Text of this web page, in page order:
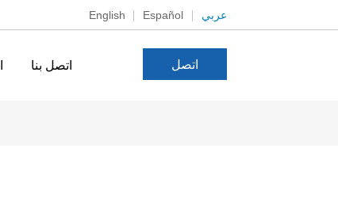
English Español عربي
اتصل بنا اتصل